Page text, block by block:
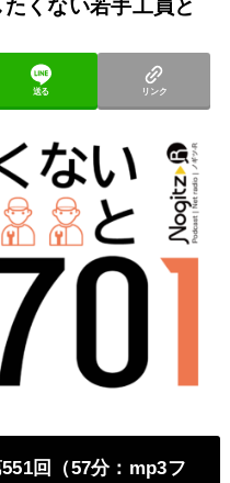
くない若手工員と
送る リンク
回（57分：mp3フ